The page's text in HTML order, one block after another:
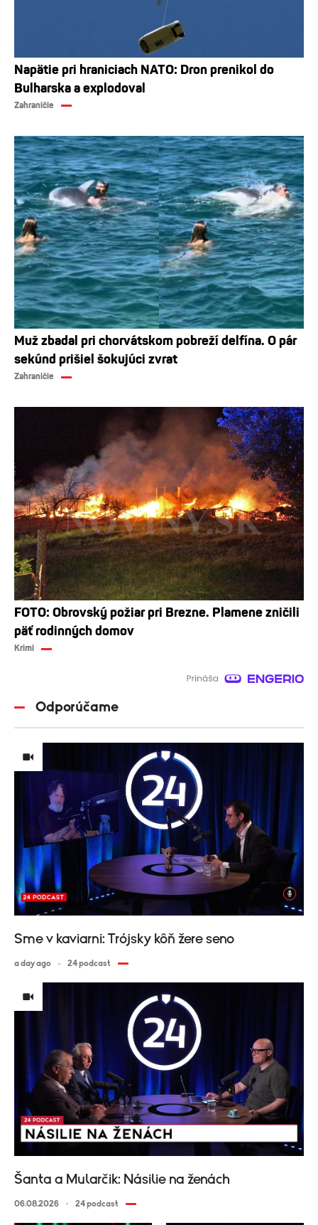
Napätie pri hraniciach NATO: Dron prenikol do
Bulharska a explodoval
Zahraničie
Muž zbadal pri chorvátskom pobreží delfína. O pár
sekúnd prišiel šokujúci zvrat
Zahraničie
FOTO: Obrovský požiar pri Brezne. Plamene zničili
päť rodinných domov
Krimi
Odporúčame
Sme v kaviarni: Trójsky kôň žere seno
a day ago 24 podcast
Šanta a Mularčik: Násilie na ženách
06.08.2026 24 podcast